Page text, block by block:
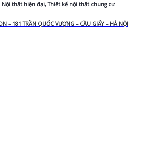
thất hiện đại, Thiết kế nội thất chung cư
– 181 TRẦN QUỐC VƯỢNG – CẦU GIẤY – HÀ NỘI